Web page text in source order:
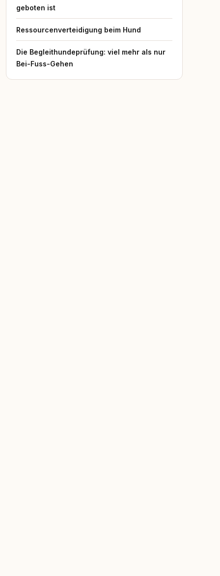
geboten ist
Ressourcenverteidigung beim Hund
Die Begleithundeprüfung: viel mehr als nur
Bei-Fuss-Gehen